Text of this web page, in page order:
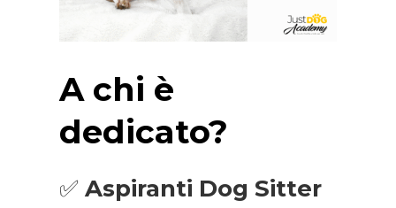
A chi è
dedicato?
✅Aspiranti Dog Sitter